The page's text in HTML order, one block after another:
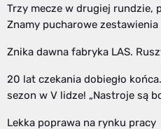
Trzy mecze w drugiej rundzie,
Znamy pucharowe zestawienia
Znika dawna fabryka LAS.
20 lat czekania dobiegło
sezon w V lidze! „Nastroje są
Lekka poprawa na rynku pracy